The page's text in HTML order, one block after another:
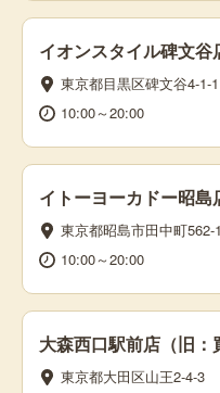
イオンスタイル碑文谷
東京都目黒区碑文谷4-1-
10:00～20:00
イトーヨーカドー昭島
東京都昭島市田中町
10:00～20:00
大森西口駅前店（旧：
東京都大田区山王2-4-3